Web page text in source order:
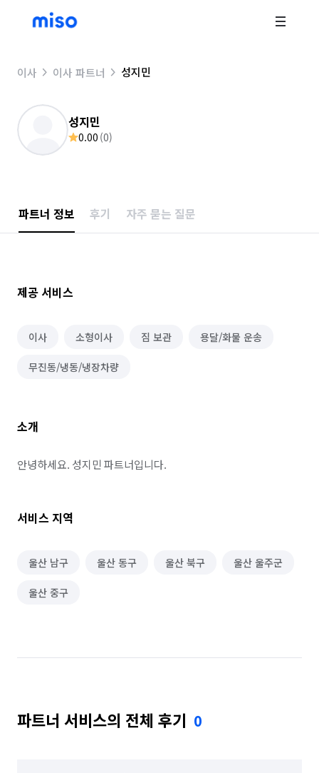
이사 이사 파트너 성지민
성지민
0.00 (0)
파트너 정보 후기 자주 묻는 질문
제공 서비스
이사 소형이사 짐 보관 용달/화물 운송
무진동/냉동/냉장차량
소개
안녕하세요. 성지민 파트너입니다.
서비스 지역
울산 남구 울산 동구 울산 북구 울산 울주군
울산 중구
파트너 서비스의 전체 후기 0